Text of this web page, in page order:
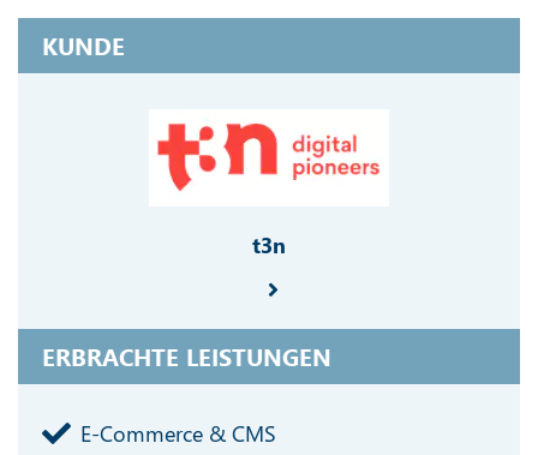
KUNDE
t3n
ERBRACHTE LEISTUNGEN
E-Commerce & CMS